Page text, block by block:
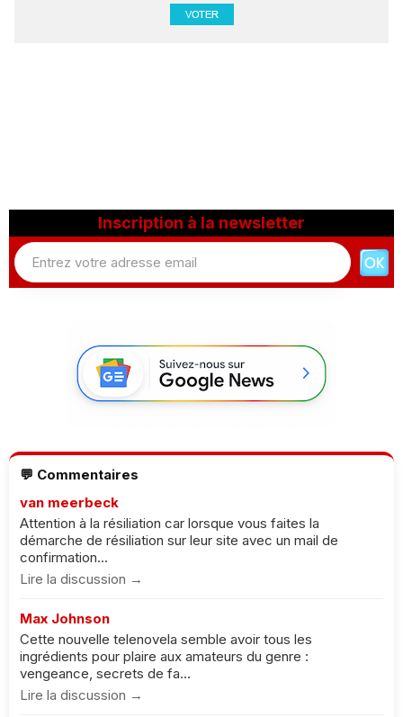
Inscription à la newsletter
💬 Commentaires
van meerbeck
Attention à la résiliation car lorsque vous faites la
démarche de résiliation sur leur site avec un mail de
confirmation...
Lire la discussion →
Max Johnson
Cette nouvelle telenovela semble avoir tous les
ingrédients pour plaire aux amateurs du genre :
vengeance, secrets de fa...
Lire la discussion →